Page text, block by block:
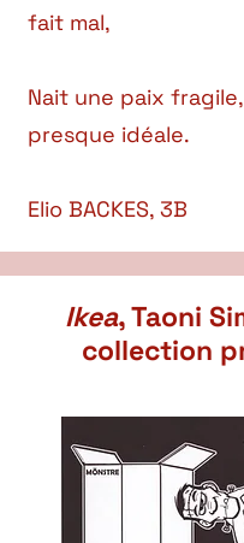
fait
Nait une paix
presque idéale.
Elio BACKES, 3B
Ikea, Taoni
collection